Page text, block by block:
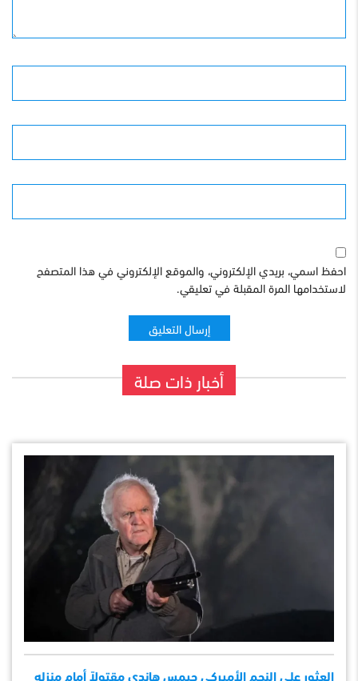
احفظ اسمي، بريدي الإلكتروني، والموقع الإلكتروني في هذا المتصفح
لاستخدامها المرة المقبلة في تعليقي.
أخبار ذات صلة
العثور على النجم الأميركي جيمس هاندي مقتولاً أمام منزله